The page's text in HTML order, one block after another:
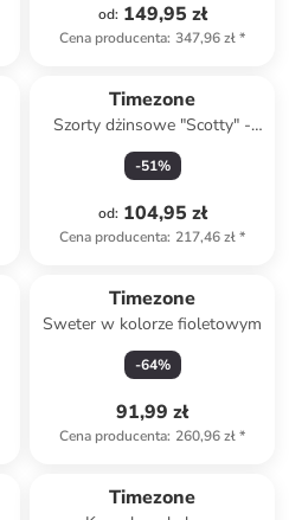
od: 149,95 zł
Cena producenta: 347,96 zł*
Timezone
Szorty dżinsowe "Scotty" -
Slim fit - w kolorze czarnym
-51%
od: 104,95 zł
Cena producenta: 217,46 zł*
Timezone
Sweter w kolorze fioletowym
-64%
91,99 zł
Cena producenta: 260,96 zł*
Timezone